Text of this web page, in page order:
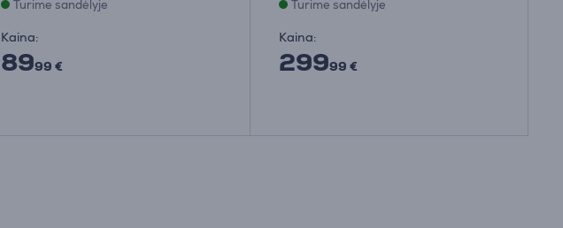
Turime sandėlyje
Kaina:
8999 €
Turime sandėlyje
Kaina:
29999 €